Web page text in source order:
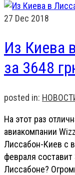
27 Dec 2018
Из Киева
за 3648
posted in:
На этот раз
авиакомпании
Лиссабон-Киев с
февраля составит
Лиссабоне?